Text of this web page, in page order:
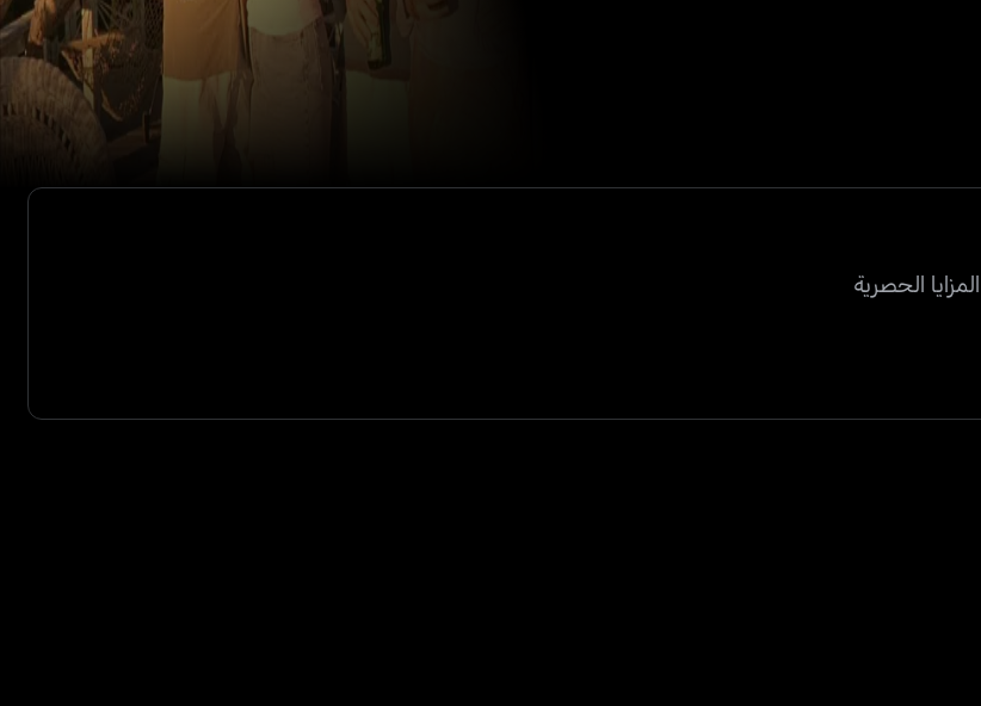
الحصرية